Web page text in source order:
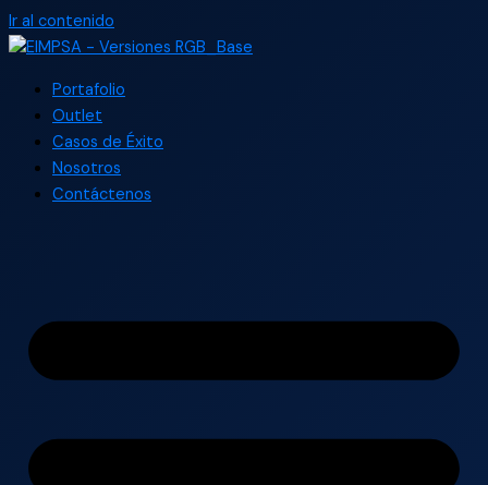
Ir al contenido
Portafolio
Outlet
Casos de Éxito
Nosotros
Contáctenos